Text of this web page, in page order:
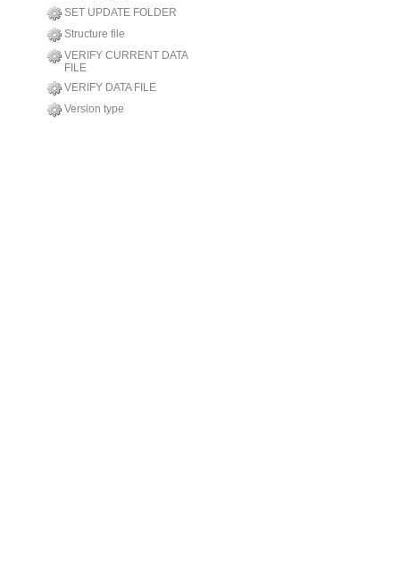
SET UPDATE FOLDER
Structure file
VERIFY CURRENT DATA
FILE
VERIFY DATA FILE
Version type